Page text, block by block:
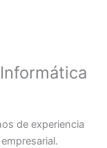
de experiencia